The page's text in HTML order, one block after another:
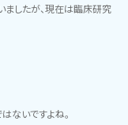
したが、現在は臨床研究
ないですよね。